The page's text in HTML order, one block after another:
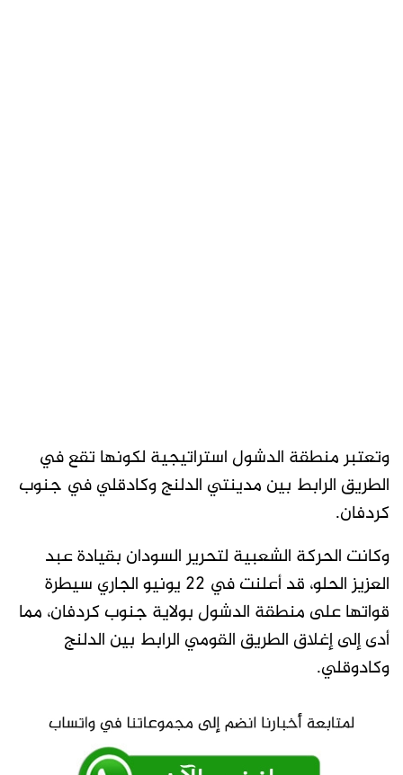
وتعتبر منطقة الدشول استراتيجية لكونها تقع في
الطريق الرابط بين مدينتي الدلنج وكادقلي في جنوب
كردفان.
وكانت الحركة الشعبية لتحرير السودان بقيادة عبد
العزيز الحلو، قد أعلنت في 22 يونيو الجاري سيطرة
قواتها على منطقة الدشول بولاية جنوب كردفان، مما
أدى إلى إغلاق الطريق القومي الرابط بين الدلنج
وكادوقلي.